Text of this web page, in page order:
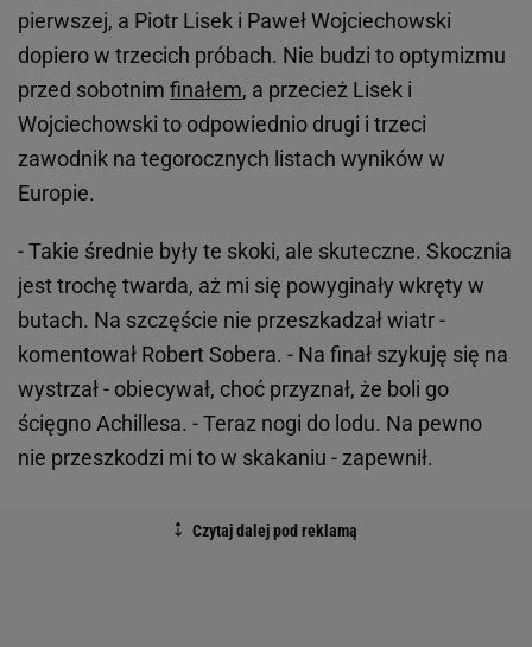
pierwszej, a Piotr Lisek i Paweł Wojciechowski
dopiero w trzecich próbach. Nie budzi to optymizmu
przed sobotnim finałem, a przecież Lisek i
Wojciechowski to odpowiednio drugi i trzeci
zawodnik na tegorocznych listach wyników w
Europie.
- Takie średnie były te skoki, ale skuteczne. Skocznia
jest trochę twarda, aż mi się powyginały wkręty w
butach. Na szczęście nie przeszkadzał wiatr -
komentował Robert Sobera. - Na finał szykuję się na
wystrzał - obiecywał, choć przyznał, że boli go
ścięgno Achillesa. - Teraz nogi do lodu. Na pewno
nie przeszkodzi mi to w skakaniu - zapewnił.